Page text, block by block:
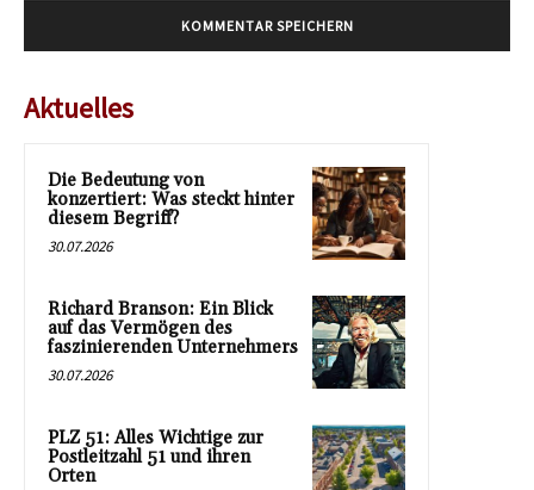
Aktuelles
Die Bedeutung von
konzertiert: Was steckt hinter
diesem Begriff?
30.07.2026
Richard Branson: Ein Blick
auf das Vermögen des
faszinierenden Unternehmers
30.07.2026
PLZ 51: Alles Wichtige zur
Postleitzahl 51 und ihren
Orten